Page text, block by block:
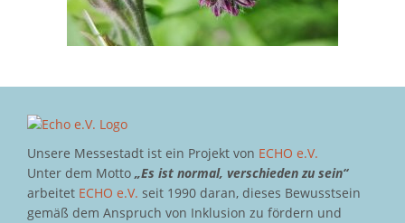
Unsere Messestadt ist ein Projekt von ECHO e.V.
Unter dem Motto „Es ist normal, verschieden zu sein“
arbeitet ECHO e.V. seit 1990 daran, dieses Bewusstsein
gemäß dem Anspruch von Inklusion zu fördern und